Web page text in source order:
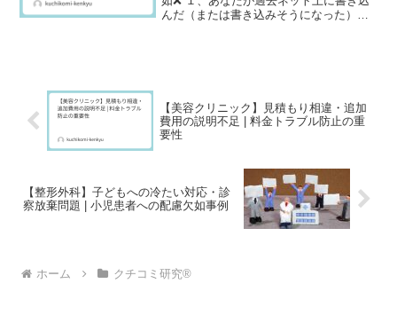
んだ（または書き込みそうになった）病
【美容クリニック】見積もり相違・追加
費用の説明不足 | 料金トラブル防止の重
要性
【整形外科】子どもへの冷たい対応・診
察放棄問題 | 小児患者への配慮欠如事例
ホーム クチコミ研究®